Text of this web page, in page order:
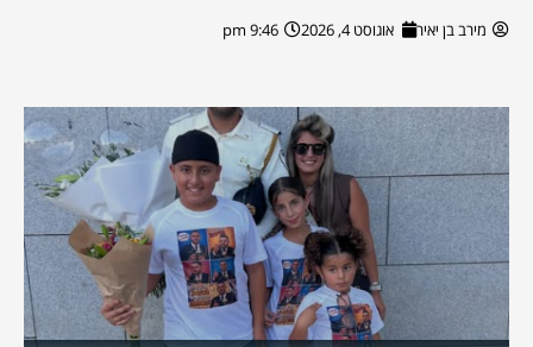
מירב בן יאיר אוגוסט 4, 2026 9:46 pm